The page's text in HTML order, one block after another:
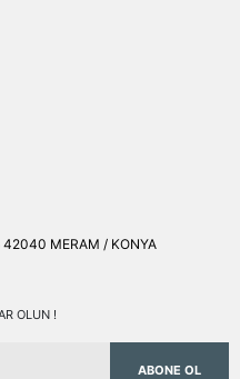
42040 MERAM / KONYA
OLUN !
ABONE OL